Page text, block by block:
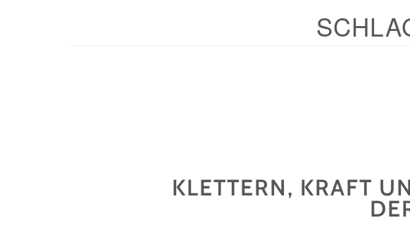
KLETTERN, KRAFT